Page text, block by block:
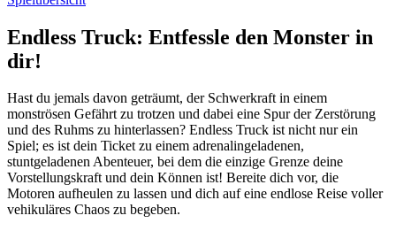
Endless Truck: Entfessle den Monster in
dir!
Hast du jemals davon geträumt, der Schwerkraft in einem
monströsen Gefährt zu trotzen und dabei eine Spur der Zerstörung
und des Ruhms zu hinterlassen? Endless Truck ist nicht nur ein
Spiel; es ist dein Ticket zu einem adrenalingeladenen,
stuntgeladenen Abenteuer, bei dem die einzige Grenze deine
Vorstellungskraft und dein Können ist! Bereite dich vor, die
Motoren aufheulen zu lassen und dich auf eine endlose Reise voller
vehikuläres Chaos zu begeben.